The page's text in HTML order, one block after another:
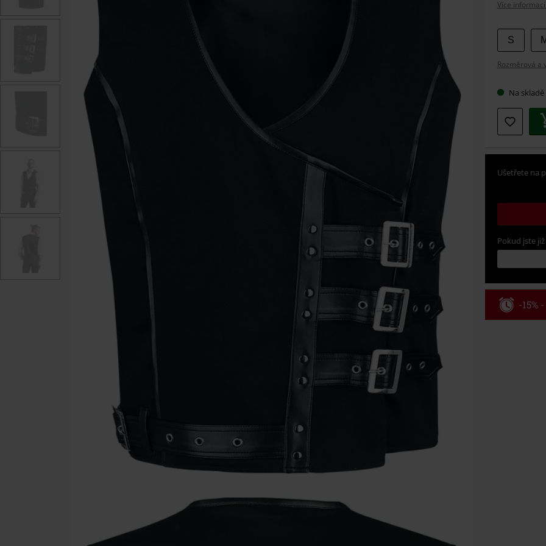
Více
si
S
Rozměrová a
Na skladě
Ušetřete na
Pokud jste
-15%